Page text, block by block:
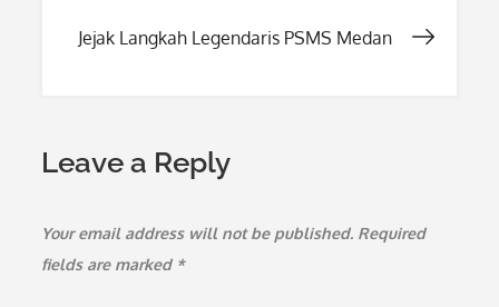
Jejak Langkah Legendaris PSMS Medan
Leave a Reply
Your email address will not be published. Required
fields are marked *